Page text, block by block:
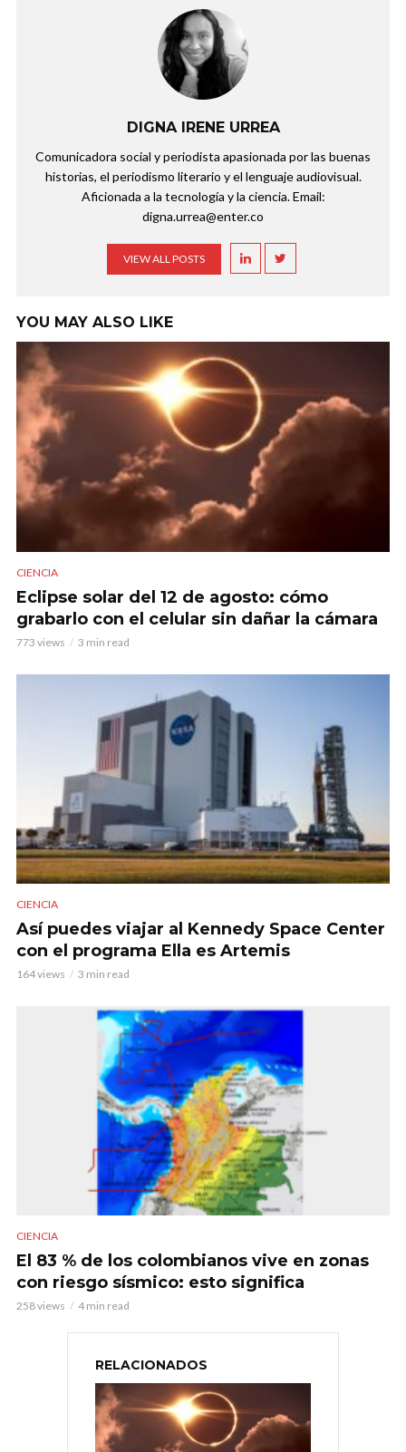
DIGNA IRENE URREA
Comunicadora social y periodista apasionada por las buenas
historias, el periodismo literario y el lenguaje audiovisual.
Aficionada a la tecnología y la ciencia. Email:
digna.urrea@enter.co
VIEW ALL POSTS
YOU MAY ALSO LIKE
CIENCIA
Eclipse solar del 12 de agosto: cómo
grabarlo con el celular sin dañar la cámara
773 views 3 min read
CIENCIA
Así puedes viajar al Kennedy Space Center
con el programa Ella es Artemis
164 views 3 min read
CIENCIA
El 83 % de los colombianos vive en zonas
con riesgo sísmico: esto significa
258 views 4 min read
RELACIONADOS